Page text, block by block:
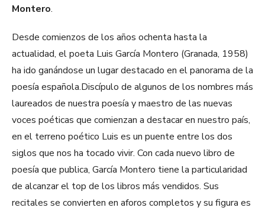
Montero.
Desde comienzos de los años ochenta hasta la
actualidad, el poeta Luis García Montero (Granada, 1958)
ha ido ganándose un lugar destacado en el panorama de la
poesía española.Discípulo de algunos de los nombres más
laureados de nuestra poesía y maestro de las nuevas
voces poéticas que comienzan a destacar en nuestro país,
en el terreno poético Luis es un puente entre los dos
siglos que nos ha tocado vivir. Con cada nuevo libro de
poesía que publica, García Montero tiene la particularidad
de alcanzar el top de los libros más vendidos. Sus
recitales se convierten en aforos completos y su figura es